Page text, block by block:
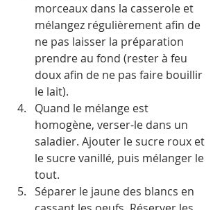
morceaux dans la casserole et
mélangez régulièrement afin de
ne pas laisser la préparation
prendre au fond (rester à feu
doux afin de ne pas faire bouillir
le lait).
Quand le mélange est
homogène, verser-le dans un
saladier. Ajouter le sucre roux et
le sucre vanillé, puis mélanger le
tout.
Séparer le jaune des blancs en